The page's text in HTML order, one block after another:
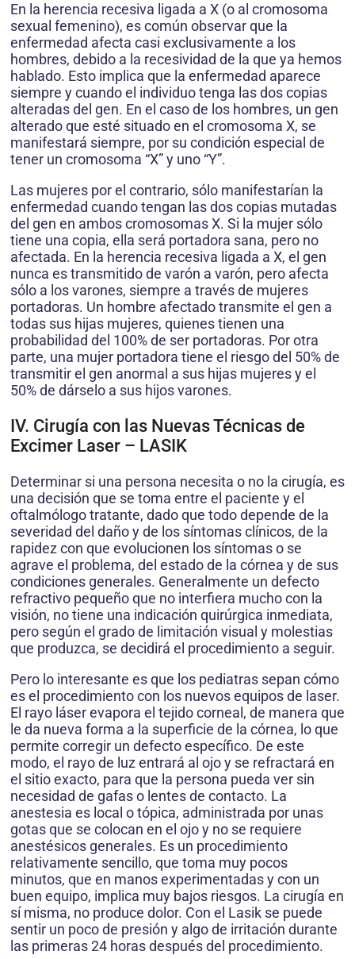
En la herencia recesiva ligada a X (o al cromosoma
sexual femenino), es común observar que la
enfermedad afecta casi exclusivamente a los
hombres, debido a la recesividad de la que ya hemos
hablado. Esto implica que la enfermedad aparece
siempre y cuando el individuo tenga las dos copias
alteradas del gen. En el caso de los hombres, un gen
alterado que esté situado en el cromosoma X, se
manifestará siempre, por su condición especial de
tener un cromosoma “X” y uno “Y”.
Las mujeres por el contrario, sólo manifestarían la
enfermedad cuando tengan las dos copias mutadas
del gen en ambos cromosomas X. Si la mujer sólo
tiene una copia, ella será portadora sana, pero no
afectada. En la herencia recesiva ligada a X, el gen
nunca es transmitido de varón a varón, pero afecta
sólo a los varones, siempre a través de mujeres
portadoras. Un hombre afectado transmite el gen a
todas sus hijas mujeres, quienes tienen una
probabilidad del 100% de ser portadoras. Por otra
parte, una mujer portadora tiene el riesgo del 50% de
transmitir el gen anormal a sus hijas mujeres y el
50% de dárselo a sus hijos varones.
IV. Cirugía con las Nuevas Técnicas de
Excimer Laser – LASIK
Determinar si una persona necesita o no la cirugía, es
una decisión que se toma entre el paciente y el
oftalmólogo tratante, dado que todo depende de la
severidad del daño y de los síntomas clínicos, de la
rapidez con que evolucionen los síntomas o se
agrave el problema, del estado de la córnea y de sus
condiciones generales. Generalmente un defecto
refractivo pequeño que no interfiera mucho con la
visión, no tiene una indicación quirúrgica inmediata,
pero según el grado de limitación visual y molestias
que produzca, se decidirá el procedimiento a seguir.
Pero lo interesante es que los pediatras sepan cómo
es el procedimiento con los nuevos equipos de laser.
El rayo láser evapora el tejido corneal, de manera que
le da nueva forma a la superficie de la córnea, lo que
permite corregir un defecto específico. De este
modo, el rayo de luz entrará al ojo y se refractará en
el sitio exacto, para que la persona pueda ver sin
necesidad de gafas o lentes de contacto. La
anestesia es local o tópica, administrada por unas
gotas que se colocan en el ojo y no se requiere
anestésicos generales. Es un procedimiento
relativamente sencillo, que toma muy pocos
minutos, que en manos experimentadas y con un
buen equipo, implica muy bajos riesgos. La cirugía en
sí misma, no produce dolor. Con el Lasik se puede
sentir un poco de presión y algo de irritación durante
las primeras 24 horas después del procedimiento.